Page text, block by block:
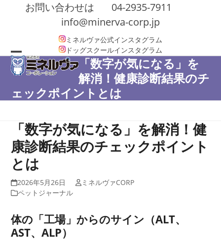
お問い合わせは
04-2935-7911
info@minerva-corp.jp
ミネルヴァ公式インスタグラム
ドッグスクールインスタグラム
Open
mobile
menu
Close
mobile
menu
「数字が気になる」を
解消！健康診断結果のチ
ェックポイントとは
「数字が気になる」を解消！健
康診断結果のチェックポイント
とは
2026年5月26日
ミネルヴァCORP
ペットジャーナル
体の「工場」からのサイン（ALT、
AST、ALP）